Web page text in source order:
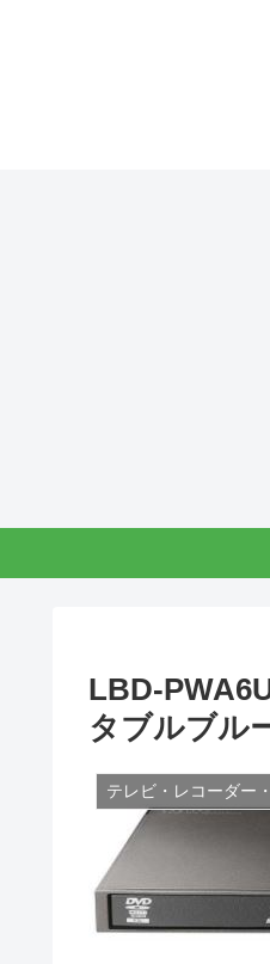
LBD-
タブルブル
テレビ・レコーダー